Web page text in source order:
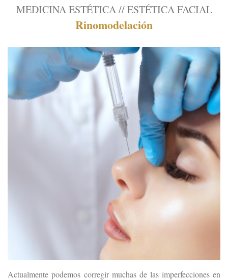
MEDICINA ESTÉTICA // ESTÉTICA FACIAL
Rinomodelación
Actualmente podemos corregir muchas de las imperfecciones en